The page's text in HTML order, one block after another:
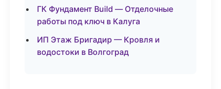
ГК Фундамент Build — Отделочные
работы под ключ в Калуга
ИП Этаж Бригадир — Кровля и
водостоки в Волгоград